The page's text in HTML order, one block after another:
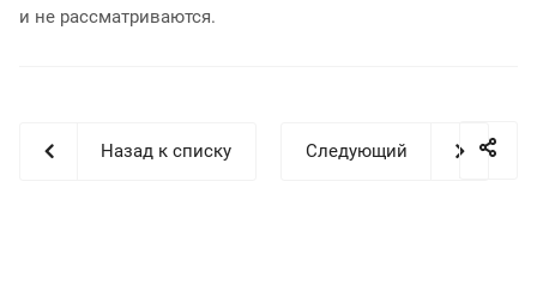
и не рассматриваются.
Назад к списку Следующий